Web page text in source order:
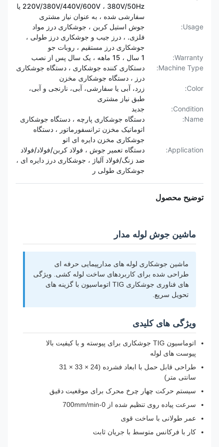
220V/380V/440V/600V ، 380V/50Hz یا
سفارشی شده ، به عنوان نیاز مشتری
Usage:
جوش استیل کربن ، جوشکاری درز مواد
فلزی. ، درز جیب و جوشکاری درز طولی ،
جوشکاری درز مستقیم ، روبات جو
Warranty:
1 سال ، 15 ماهه ، یک سال پس از نصب
Machine Type:
دستکاری کننده جوشکاری ، دستگاه جوشکاری
درز ، دستگاه جوشکاری مخزن
Color:
زرد، آبی یا سفارشی، آبی، نارنجی و آبی،
طبق نیاز مشتری
Condition:
جدید
Name:
دستگاه جوشکاری پارچه ، دستگاه جوشکاری
اتوماتیک مخزن ترانسفورماتور ، دستگاه
جوشکاری مخزن دایره ای اتو
Application:
دستگاه تعمیر جوش ، فولاد کربن/فولاد/فولاد
ضد زنگ/فولاد آلیاژ ، جوشکاری درز دایره ای ،
جوشکاری طولی ر
توضیح محصول
ماشین جوش لوله مدار
ماشین جوشکاری لوله های مدارپیمایی حرفه ای
طراحی شده برای کاربردهای ساخت لوله کشی. ویژگی
های فناوری جوشکاری TIG اتوماسیون با گزینه های
تحویل سریع.
ویژگی های کلیدی
اتوماسیون TIG جوشکاری برای پیوسته و با کیفیت بالا
پیوست های لوله
طراحی قابل حمل با ابعاد فشرده (24 × 33 × 31
سانتی متر)
سیستم حرکت چهار چرخ محرک برای موقعیت دقیق
سرعت پیاده روی تنظیم شده از 0-700mm/min
عمر طولانی با ساخت قوی
کار با فرکانس متوسط با جریان ثابت